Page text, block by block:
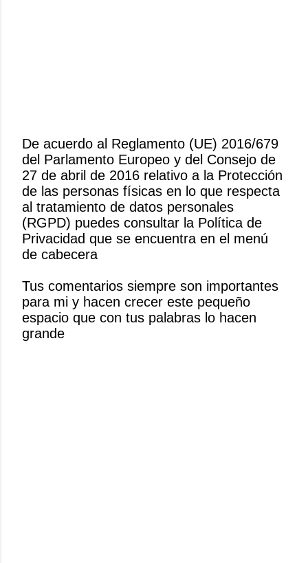
P
u
b
l
i
c
a
u
n
c
o
De acuerdo al Reglamento (UE) 2016/679
del Parlamento Europeo y del Consejo de
27 de abril de 2016 relativo a la Protección
de las personas físicas en lo que respecta
al tratamiento de datos personales
(RGPD) puedes consultar la Política de
Privacidad que se encuentra en el menú
de cabecera
Tus comentarios siempre son importantes
para mi y hacen crecer este pequeño
espacio que con tus palabras lo hacen
grande